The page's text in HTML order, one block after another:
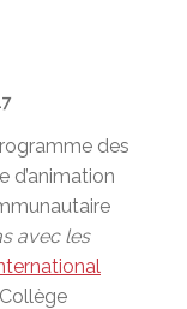
des
d’animation
avec les